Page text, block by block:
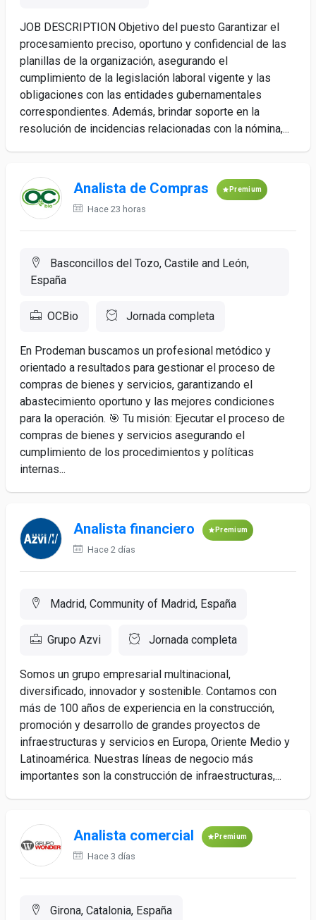
JOB DESCRIPTION Objetivo del puesto Garantizar el
procesamiento preciso, oportuno y confidencial de las
planillas de la organización, asegurando el
cumplimiento de la legislación laboral vigente y las
obligaciones con las entidades gubernamentales
correspondientes. Además, brindar soporte en la
resolución de incidencias relacionadas con la nómina,...
Analista de Compras Premium
Hace 23 horas
Basconcillos del Tozo, Castile and León,
España
OCBio Jornada completa
En Prodeman buscamos un profesional metódico y
orientado a resultados para gestionar el proceso de
compras de bienes y servicios, garantizando el
abastecimiento oportuno y las mejores condiciones
para la operación. 🎯 Tu misión: Ejecutar el proceso de
compras de bienes y servicios asegurando el
cumplimiento de los procedimientos y políticas
internas...
Analista financiero Premium
Hace 2 días
Madrid, Community of Madrid, España
Grupo Azvi Jornada completa
Somos un grupo empresarial multinacional,
diversificado, innovador y sostenible. Contamos con
más de 100 años de experiencia en la construcción,
promoción y desarrollo de grandes proyectos de
infraestructuras y servicios en Europa, Oriente Medio y
Latinoamérica. Nuestras líneas de negocio más
importantes son la construcción de infraestructuras,...
Analista comercial Premium
Hace 3 días
Girona, Catalonia, España